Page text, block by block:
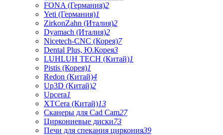
FONA (Германия)2
Yeti (Германия)1
ZirkonZahn (Италия)2
Dyamach (Италия)2
Nicetech-CNC (Корея)7
Dental Plus, Ю.Корея3
LUHLUH TECH (Китай)1
Pistis (Корея)1
Redon (Китай)4
Up3D (Китай)2
Upcera1
XTCera (Китай)13
Сканеры для Cad Cam27
Циркониевые диски73
Печи для спекания циркония39